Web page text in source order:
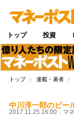
トップ 投資
トップ 連載・著者
中川淳一郎のビー
2017.11.25 16:00 マ